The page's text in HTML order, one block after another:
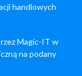
handlowych
Magic-IT w
na podany